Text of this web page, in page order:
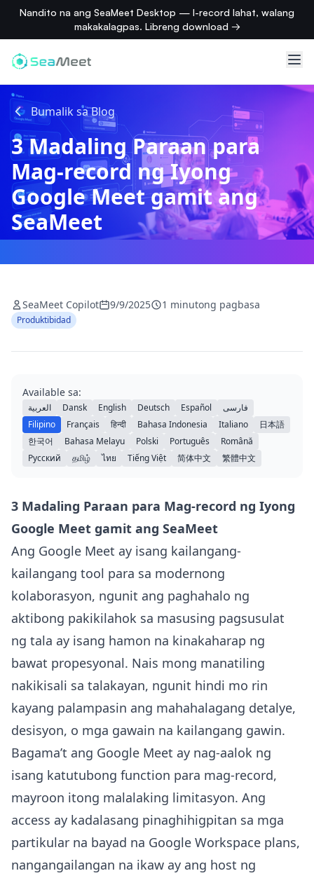
Nandito na ang SeaMeet Desktop — I-record lahat, walang
makakalagpas. Libreng download →
Bumalik sa Blog
3 Madaling Paraan para
Mag-record ng Iyong
Google Meet gamit ang
SeaMeet
SeaMeet Copilot 9/9/2025 1 minutong pagbasa
Produktibidad
Available sa:
العربية Dansk English Deutsch Español
فارسی
Filipino
Français हिन्दी Bahasa Indonesia Italiano
日本語
한국어
Bahasa Melayu Polski Português
Română
Русский
தமிழ் ไทย Tiếng Việt 简体中文 繁體中文
3 Madaling Paraan para Mag-record ng Iyong
Google Meet gamit ang SeaMeet
Ang Google Meet ay isang kailangang-
kailangang tool para sa modernong
kolaborasyon, ngunit ang paghahalo ng
aktibong pakikilahok sa masusing pagsusulat
ng tala ay isang hamon na kinakaharap ng
bawat propesyonal. Nais mong manatiling
nakikisali sa talakayan, ngunit hindi mo rin
kayang palampasin ang mahahalagang detalye,
desisyon, o mga gawain na kailangang gawin.
Bagama’t ang Google Meet ay nag-aalok ng
isang katutubong function para mag-record,
mayroon itong malalaking limitasyon. Ang
access ay kadalasang pinaghihigpitan sa mga
partikular na bayad na Google Workspace plans,
nangangailangan na ikaw ay ang host ng